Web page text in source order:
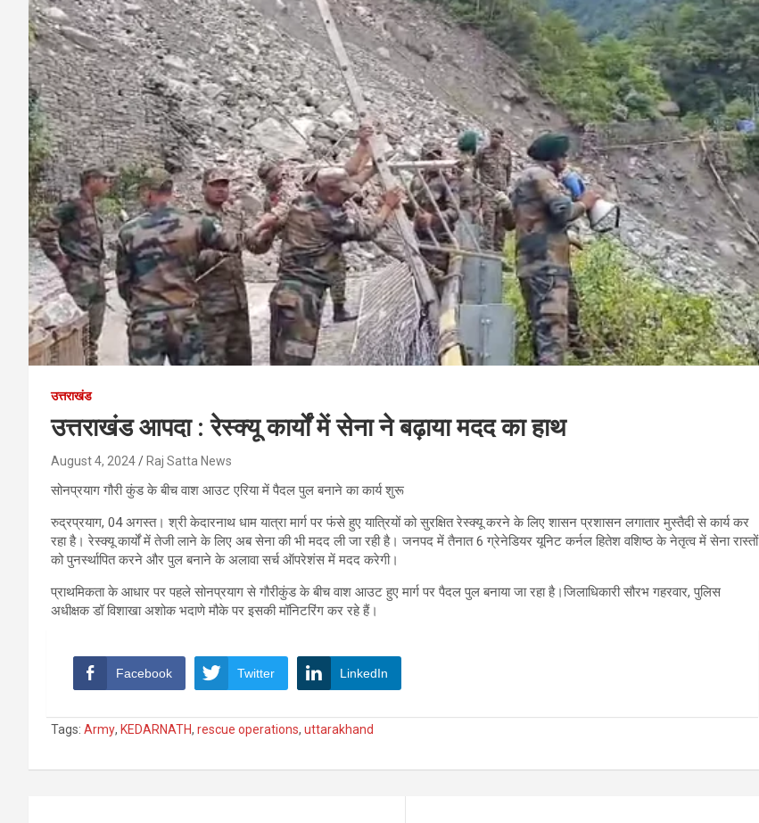
उत्तराखंड
उत्तराखंड आपदा : रेस्क्यू कार्यों में सेना ने बढ़ाया मदद का हाथ
August 4, 2024 Raj Satta News
सोनप्रयाग गौरी कुंड के बीच वाश आउट एरिया में पैदल पुल बनाने का कार्य शुरू
रुद्रप्रयाग, 04 अगस्त। श्री केदारनाथ धाम यात्रा मार्ग पर फंसे हुए यात्रियों को सुरक्षित रेस्क्यू करने के लिए शासन प्रशासन लगातार मुस्तैदी से कार्य कर
रहा है। रेस्क्यू कार्यों में तेजी लाने के लिए अब सेना की भी मदद ली जा रही है। जनपद में तैनात 6 ग्रेनेडियर यूनिट कर्नल हितेश वशिष्ठ के नेतृत्व में सेना रास्तों
को पुनर्स्थापित करने और पुल बनाने के अलावा सर्च ऑपरेशंस में मदद करेगी।
प्राथमिकता के आधार पर पहले सोनप्रयाग से गौरीकुंड के बीच वाश आउट हुए मार्ग पर पैदल पुल बनाया जा रहा है।जिलाधिकारी सौरभ गहरवार, पुलिस
अधीक्षक डॉ विशाखा अशोक भदाणे मौके पर इसकी मॉनिटरिंग कर रहे हैं।
Facebook Twitter LinkedIn
Tags: Army, KEDARNATH, rescue operations, uttarakhand